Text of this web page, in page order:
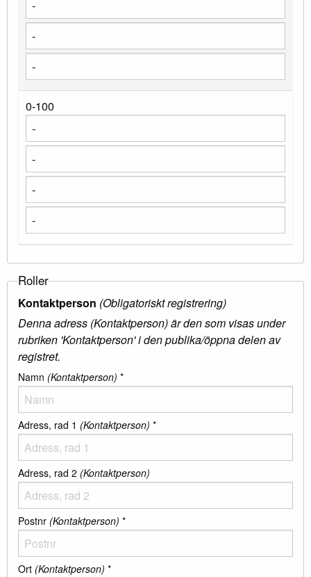
0-100
Roller
Kontaktperson (Obligatoriskt registrering)
Denna adress (Kontaktperson) är den som visas under
rubriken 'Kontaktperson' i den publika/öppna delen av
registret.
Namn (Kontaktperson) *
Adress, rad 1 (Kontaktperson) *
Adress, rad 2 (Kontaktperson)
Postnr (Kontaktperson) *
Ort (Kontaktperson) *